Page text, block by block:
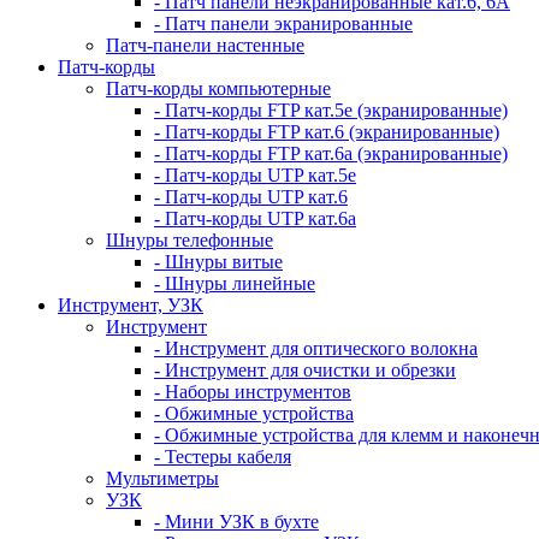
- Патч панели экранированные
Патч-панели настенные
Патч-корды
Патч-корды компьютерные
- Патч-корды FTP кат.5е (экранированные)
- Патч-корды FTP кат.6 (экранированные)
- Патч-корды FTP кат.6а (экранированные)
- Патч-корды UTP кат.5е
- Патч-корды UTP кат.6
- Патч-корды UTP кат.6а
Шнуры телефонные
- Шнуры витые
- Шнуры линейные
Инструмент, УЗК
Инструмент
- Инструмент для оптического волокна
- Инструмент для очистки и обрезки
- Наборы инструментов
- Обжимные устройства
- Обжимные устройства для клемм и
- Тестеры кабеля
Мультиметры
УЗК
- Мини УЗК в бухте